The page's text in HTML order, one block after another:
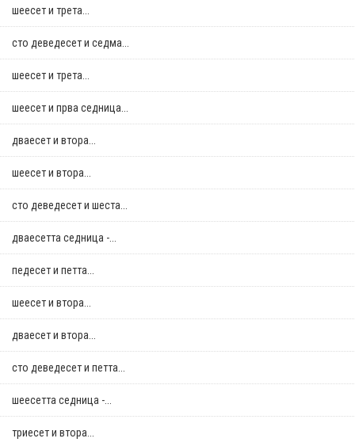
шеесет и трета...
сто деведесет и седма...
шеесет и трета...
шеесет и прва седница...
дваесет и втора...
шеесет и втора...
сто деведесет и шеста...
дваесетта седница -...
педесет и петта...
шеесет и втора...
дваесет и втора...
сто деведесет и петта...
шеесетта седница -...
триесет и втора...